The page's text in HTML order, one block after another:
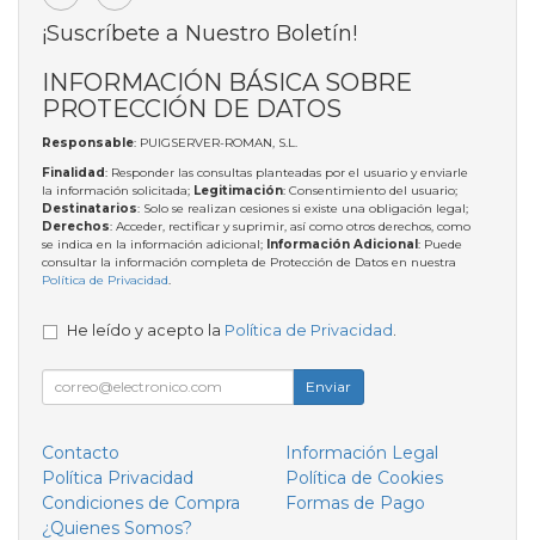
¡Suscríbete a Nuestro Boletín!
INFORMACIÓN BÁSICA SOBRE
PROTECCIÓN DE DATOS
Responsable: PUIGSERVER-ROMAN, S.L.
Finalidad: Responder las consultas planteadas por el usuario y enviarle
la información solicitada; Legitimación: Consentimiento del usuario;
Destinatarios: Solo se realizan cesiones si existe una obligación legal;
Derechos: Acceder, rectificar y suprimir, así como otros derechos, como
se indica en la información adicional; Información Adicional: Puede
consultar la información completa de Protección de Datos en nuestra
Política de Privacidad.
He leído y acepto la Política de Privacidad
Enviar
Contacto
Información Legal
Política Privacidad
Política de Cookies
Condiciones de Compra
Formas de Pago
¿Quienes Somos?